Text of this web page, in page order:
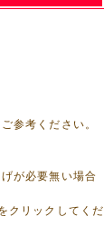
参考ください。
が必要無い場合
クリックしてくだ